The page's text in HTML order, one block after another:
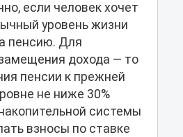
если человек хочет
уровень жизни
пенсию. Для
дохода — то
пенсии к прежней
не ниже 30%
системы
взносы по ставке